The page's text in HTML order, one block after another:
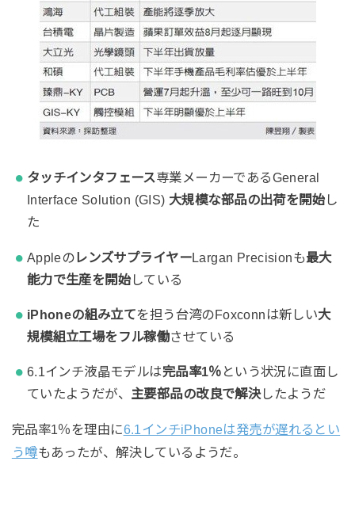
タッチインタフェース専業メーカーであるGeneral
Interface Solution (GIS) 大規模な部品の出荷を開始 し
た
AppleのレンズサプライヤーLargan Precisionも最大
能力で生産を開始 している
iPhoneの組み立てを担う台湾のFoxconnは新しい大
規模組立工場をフル稼働させている
6.1インチ液晶モデルは完品率1％ という状況に直面し
ていたようだが、 主要部品の改良で解決したようだ
完品率1％を理由に6.1インチiPhoneは発売が遅れるとい
う噂もあったが、解決しているようだ。